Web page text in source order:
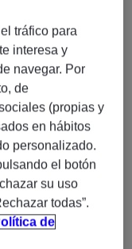
BBDD Sql o
Salesforce,
operativas y
funcional y
actuando
de negocio y
tráfico para
interesa y
navegar. Por
de
(propias y
en hábitos
personalizado.
el botón
su uso
todas”.
de